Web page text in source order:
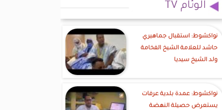
الوئام TV
نواكشوط: استقبال جماهيري
حاشد للعلامة الشيخ الفخامة
ولد الشيخ سيديا
نواكشوط: عمدة بلدية عرفات
يستعرض حصيلة النهضة